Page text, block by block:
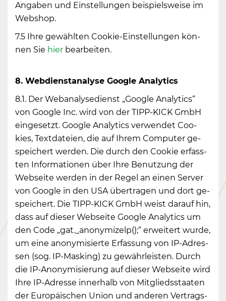
An­ga­ben und Ein­stel­lun­gen bei­spiels­wei­se im
Web­shop.
7.5 Ihre ge­wähl­ten Coo­kie-Ein­stel­lun­gen kön­
nen Sie hier be­ar­bei­ten.
8. Web­dienst­ana­ly­se Goog­le Ana­ly­tics
8.1. Der Webana­ly­se­dienst „Goog­le Ana­ly­tics“
von Goog­le Inc. wird von der TIPP-KICK GmbH
ein­ge­setzt. Goog­le Ana­ly­tics ver­wen­det Coo­
kies, Text­da­tei­en, die auf Ihrem Com­pu­ter ge­
spei­chert wer­den. Die durch den Coo­kie er­fass­
ten In­for­ma­tio­nen über Ihre Be­nut­zung der
Web­sei­te wer­den in der Regel an einen Ser­ver
von Goog­le in den USA über­tra­gen und dort ge­
spei­chert. Die TIPP-KICK GmbH weist dar­auf hin,
dass auf die­ser Web­sei­te Goog­le Ana­ly­tics um
den Code „gat._a­n­ony­mi­zelp();“ er­wei­tert wurde,
um eine an­ony­mi­sier­te Er­fas­sung von IP-Adres­
sen (sog. IP-Mas­king) zu ge­währ­leis­ten. Durch
die IP-An­ony­mi­sie­rung auf die­ser Web­sei­te wird
Ihre IP-Adres­se in­ner­halb von Mit­glieds­staa­ten
der Eu­ro­päi­schen Union und an­de­ren Ver­trags­